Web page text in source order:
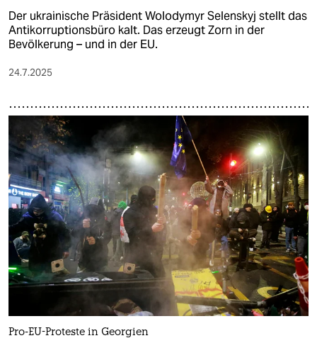
Der ukrainische Präsident Wolodymyr Selenskyj stellt das
Antikorruptionsbüro kalt. Das erzeugt Zorn in der
Bevölkerung – und in der EU.
24.7.2025
Pro-EU-Proteste in Georgien